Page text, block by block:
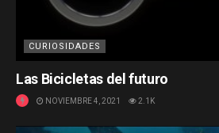
CURIOSIDADES
Las Bicicletas del futuro
NOVIEMBRE 4, 2021 2.1K